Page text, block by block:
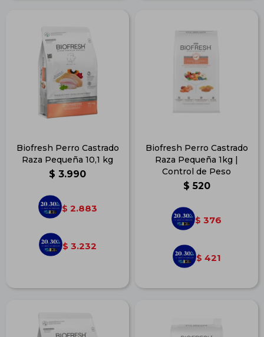
Biofresh Perro Castrado
Raza Pequeña 10,1 kg
$ 3.990
$ 2.883
$ 3.232
Biofresh Perro Castrado
Raza Pequeña 1kg |
Control de Peso
$ 520
$ 376
$ 421